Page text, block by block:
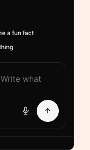
a fun fact